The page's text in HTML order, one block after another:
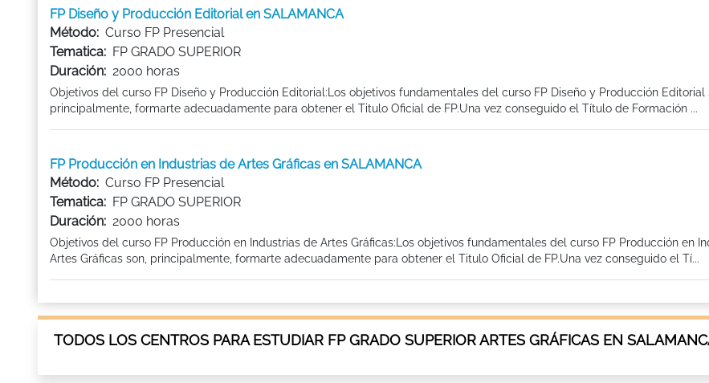
FP Diseño y Producción Editorial en SALAMANCA
Método: Curso FP Presencial
Tematica: FP GRADO SUPERIOR
Duración: 2000 horas
Objetivos del curso FP Diseño y Producción Editorial:Los objetivos fundamentales del curso FP Diseño y Producción Editorial
principalmente, formarte adecuadamente para obtener el Titulo Oficial de FP.Una vez conseguido el Título de Formación ...
FP Producción en Industrias de Artes Gráficas en SALAMANCA
Método: Curso FP Presencial
Tematica: FP GRADO SUPERIOR
Duración: 2000 horas
Objetivos del curso FP Producción en Industrias de Artes Gráficas:Los objetivos fundamentales del curso FP Producción en
Artes Gráficas son, principalmente, formarte adecuadamente para obtener el Titulo Oficial de FP.Una vez conseguido el Tí...
TODOS LOS CENTROS PARA ESTUDIAR FP GRADO SUPERIOR ARTES GRÁFICAS EN